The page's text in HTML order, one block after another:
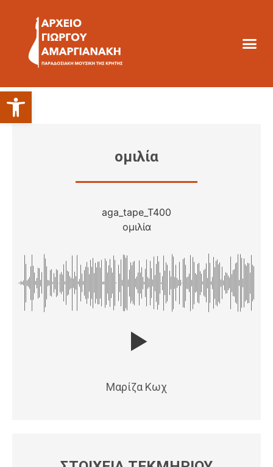
Ανοίξτε τη γραμμή εργαλείων
ομιλία
aga_tape_T400
ομιλία
Μαρίζα Κωχ